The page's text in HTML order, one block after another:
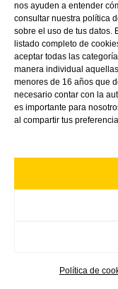
nos ayuden a entender
consultar nuestra política
sobre el uso de tus datos.
listado completo de
aceptar todas las
manera individual
menores de 16 años que
necesario contar con la
es importante para
al compartir tus
Política de